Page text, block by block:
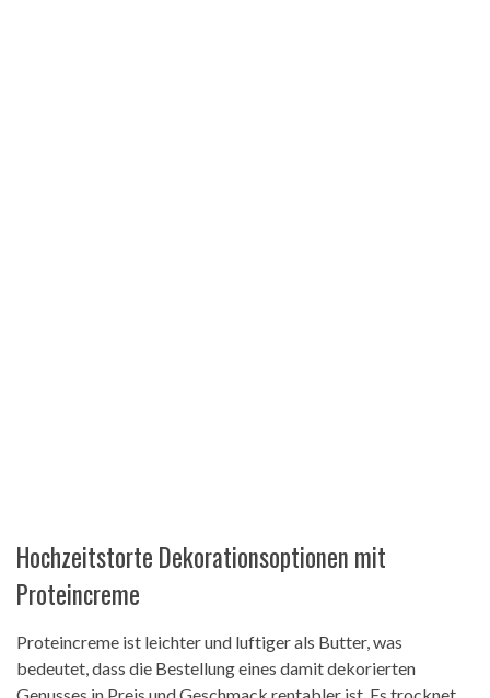
Hochzeitstorte Dekorationsoptionen mit
Proteincreme
Proteincreme ist leichter und luftiger als Butter, was
bedeutet, dass die Bestellung eines damit dekorierten